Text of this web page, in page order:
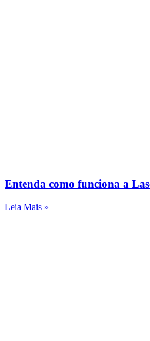
Entenda como funciona a
Leia Mais »